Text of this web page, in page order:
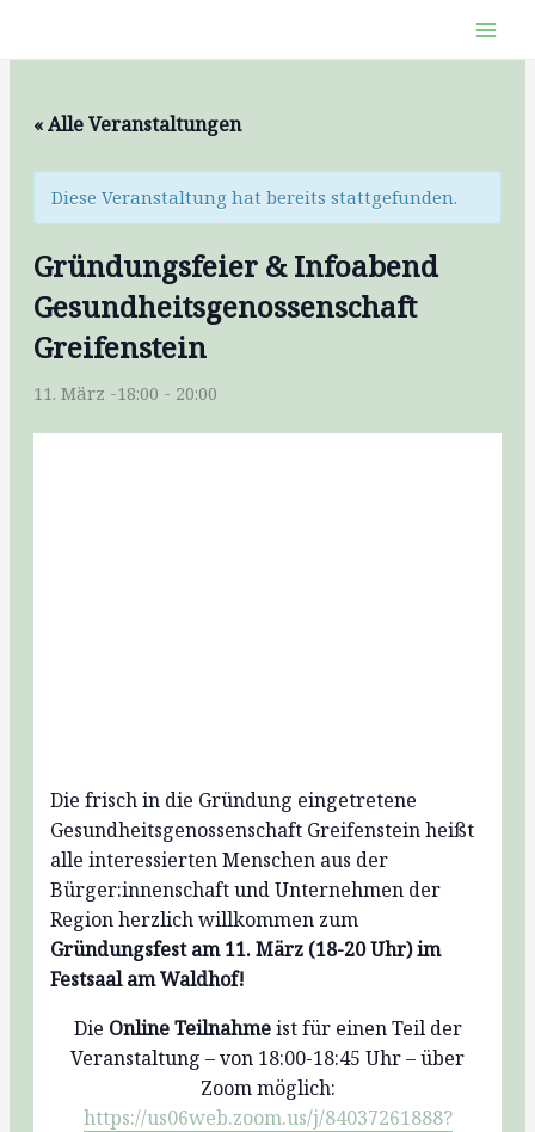
« Alle Veranstaltungen
Diese Veranstaltung hat bereits stattgefunden.
Gründungsfeier & Infoabend
Gesundheitsgenossenschaft
Greifenstein
11. März -18:00 - 20:00
Die frisch in die Gründung eingetretene
Gesundheitsgenossenschaft Greifenstein heißt
alle interessierten Menschen aus der
Bürger:innenschaft und Unternehmen der
Region herzlich willkommen zum
Gründungsfest am 11. März (18-20 Uhr) im
Festsaal am Waldhof!
Die Online Teilnahmeist für einen Teil der
Veranstaltung – von 18:00-18:45 Uhr – über
Zoom möglich:
https://us06web.zoom.us/j/84037261888?